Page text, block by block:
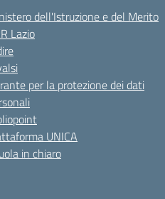
dell'Istruzione e del Merito
Lazio
per la protezione dei dati
UNICA
in chiaro